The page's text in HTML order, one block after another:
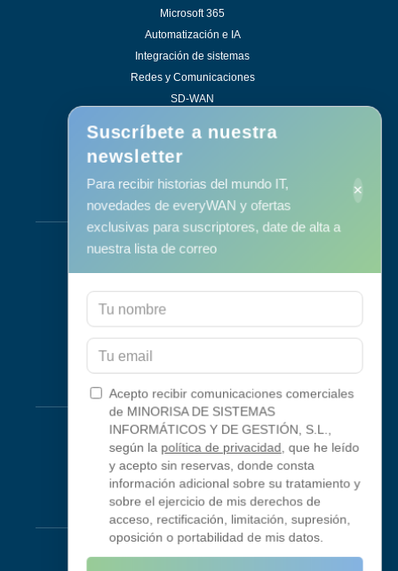
Microsoft 365
Automatización e IA
Integración de sistemas
Redes y Comunicaciones
SD-WAN
Servicios
Soporte y mantenimiento
Programa RID
Conectividad
Looking Glass
Smokeping
Legal
Aviso Legal
Suscríbete a nuestra
newsletter
Para recibir historias del mundo IT,
novedades de everyWAN y ofertas
exclusivas para suscriptores, date de alta a
nuestra lista de correo
×
Acepto recibir comunicaciones comerciales
de MINORISA DE SISTEMAS
INFORMÁTICOS Y DE GESTIÓN, S.L.,
según la política de privacidad , que he leído
y acepto sin reservas, donde consta
información adicional sobre su tratamiento y
sobre el ejercicio de mis derechos de
acceso, rectificación, limitación, supresión,
oposición o portabilidad de mis datos.